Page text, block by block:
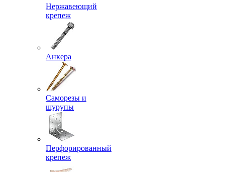
Нержавеющий
крепеж
Анкера
Саморезы и
шурупы
Перфорированный
крепеж